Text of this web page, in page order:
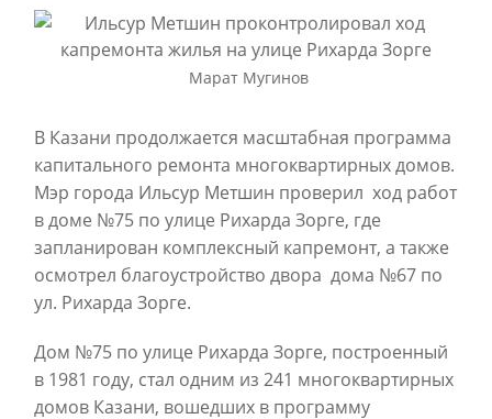
Марат Мугинов
В Казани продолжается масштабная программа
капитального ремонта многоквартирных домов.
Мэр города Ильсур Метшин проверил ход работ
в доме №75 по улице Рихарда Зорге, где
запланирован комплексный капремонт, а также
осмотрел благоустройство двора дома №67 по
ул. Рихарда Зорге.
Дом №75 по улице Рихарда Зорге, построенный
в 1981 году, стал одним из 241 многоквартирных
домов Казани, вошедших в программу